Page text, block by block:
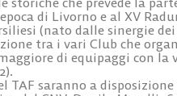
di Livorno e al XV
(nato dalle sinergie
tra i vari Club che
di equipaggi con
TAF saranno a